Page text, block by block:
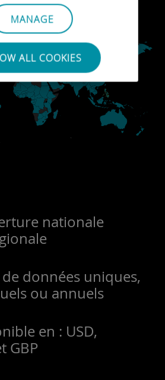
MANAGE
ALL COOKIES
nationale
de données uniques,
ou annuels
en : USD,
GBP